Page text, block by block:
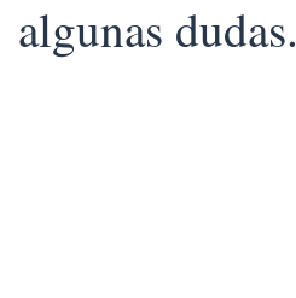
algunas dudas.